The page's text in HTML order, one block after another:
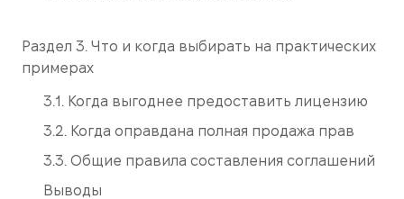
Раздел 3. Что и когда выбирать на практических
примерах
3.1. Когда выгоднее предоставить лицензию
3.2. Когда оправдана полная продажа прав
3.3. Общие правила составления соглашений
Выводы